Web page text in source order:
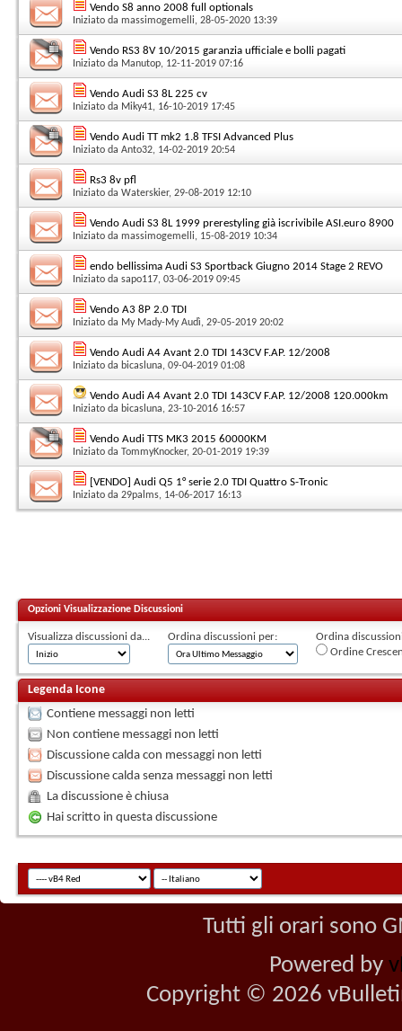
Vendo S8 anno 2008 full optionals
Iniziato da massimogemelli, 28-05-2020 13:39
Vendo RS3 8V 10/2015 garanzia ufficiale e bolli pagati
Iniziato da Manutop, 12-11-2019 07:16
Vendo Audi S3 8L 225 cv
Iniziato da Miky41, 16-10-2019 17:45
Vendo Audi TT mk2 1.8 TFSI Advanced Plus
Iniziato da Anto32, 14-02-2019 20:54
Rs3 8v pfl
Iniziato da Waterskier, 29-08-2019 12:10
Vendo Audi S3 8L 1999 prerestyling già iscrivibile ASI.euro 8900
Iniziato da massimogemelli, 15-08-2019 10:34
endo bellissima Audi S3 Sportback Giugno 2014 Stage 2 REVO
Iniziato da sapo117, 03-06-2019 09:45
Vendo A3 8P 2.0 TDI
Iniziato da My Mady-My Audì, 29-05-2019 20:02
Vendo Audi A4 Avant 2.0 TDI 143CV F.AP. 12/2008
Iniziato da bicasluna, 09-04-2019 01:08
Vendo Audi A4 Avant 2.0 TDI 143CV F.AP. 12/2008 120.000km
Iniziato da bicasluna, 23-10-2016 16:57
Vendo Audi TTS MK3 2015 60000KM
Iniziato da TommyKnocker, 20-01-2019 19:39
[VENDO] Audi Q5 1° serie 2.0 TDI Quattro S-Tronic
Iniziato da 29palms, 14-06-2017 16:13
Opzioni Visualizzazione Discussioni
Visualizza discussioni da... Ordina discussioni per:
Ordina
Ordine
Legenda Icone
Contiene messaggi non letti
Non contiene messaggi non letti
Discussione calda con messaggi non letti
Discussione calda senza messaggi non letti
La discussione è chiusa
Hai scritto in questa discussione
Tutti gli orari sono
Powered by
Copyright © 2026